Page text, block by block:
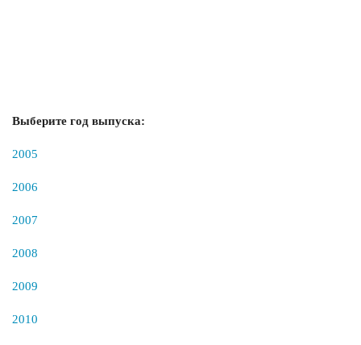
Выберите год выпуска:
2005
2006
2007
2008
2009
2010